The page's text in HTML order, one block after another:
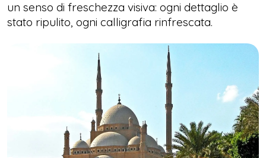
un senso di freschezza visiva: ogni dettaglio è
stato ripulito, ogni calligrafia rinfrescata.